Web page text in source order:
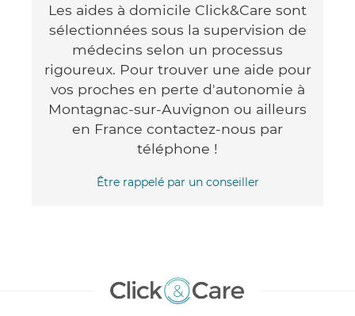
Les aides à domicile Click&Care sont
sélectionnées sous la supervision de
médecins selon un processus
rigoureux. Pour trouver une aide pour
vos proches en perte d'autonomie à
Montagnac-sur-Auvignon ou ailleurs
en France contactez-nous par
téléphone !
Être rappelé par un conseiller